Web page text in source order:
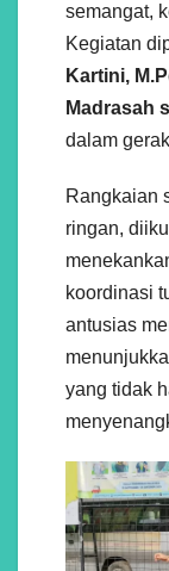
semangat,
Kegiatan
Kartini,
Madrasah
dalam
Rangkaian
ringan,
koordinasi
antusias
yang tidak